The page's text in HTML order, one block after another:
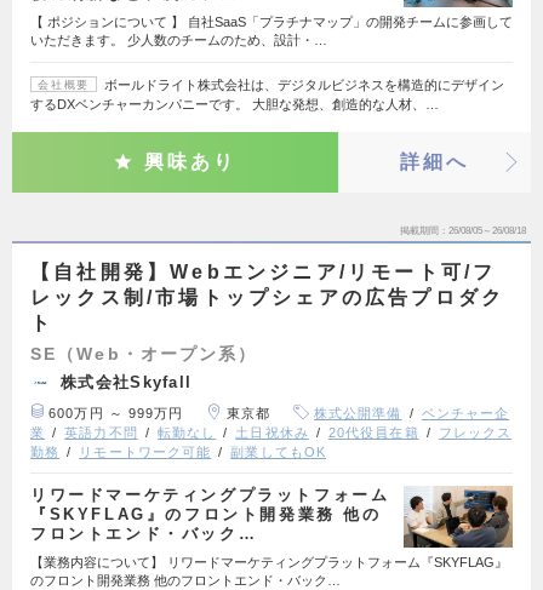
【 ポジションについて 】 自社SaaS「プラチナマップ」の開発チームに参画して
いただきます。 少人数のチームのため、設計・…
会社概要
ボールドライト株式会社は、デジタルビジネスを構造的にデザイン
するDXベンチャーカンパニーです。 大胆な発想、創造的な人材、…
興味あり 詳細へ
掲載期間 26/08/05～26/08/18
【自社開発】Webエンジニア/リモート可/フ
レックス制/市場トップシェアの広告プロダク
ト
SE（Web・オープン系）
株式会社Skyfall
600万円 ～ 999万円 東京都 株式公開準備
ベンチャー企
業
英語力不問 転勤なし 土日祝休み 20代役員在籍
フレックス
勤務
リモートワーク可能 副業してもOK
リワードマーケティングプラットフォーム
『SKYFLAG』のフロント開発業務 他の
フロントエンド・バック…
【業務内容について】 リワードマーケティングプラットフォーム『SKYFLAG』
のフロント開発業務 他のフロントエンド・バック…